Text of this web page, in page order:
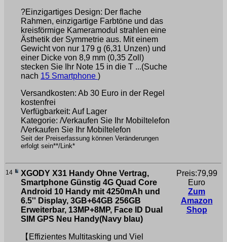
?Einzigartiges Design: Der flache
Rahmen, einzigartige Farbtöne und das
kreisförmige Kameramodul strahlen eine
Ästhetik der Symmetrie aus. Mit einem
Gewicht von nur 179 g (6,31 Unzen) und
einer Dicke von 8,9 mm (0,35 Zoll)
stecken Sie Ihr Note 15 in die T ...(Suche
nach 15 Smartphone )
Versandkosten: Ab 30 Euro in der Regel
kostenfrei
Verfügbarkeit: Auf Lager
Kategorie: /Verkaufen Sie Ihr Mobiltelefon
/Verkaufen Sie Ihr Mobiltelefon
Seit der Preiserfassung können Veränderungen
erfolgt sein**/Link*
14
XGODY X31 Handy Ohne Vertrag,
Smartphone Günstig 4G Quad Core
Android 10 Handy mit 4250mAh und
6.5'' Display, 3GB+64GB 256GB
Erweiterbar, 13MP+8MP, Face ID Dual
SIM GPS Neu Handy(Navy blau)
【Effizientes Multitasking und Viel
Preis:79,99
Euro
Zum
Amazon
Shop